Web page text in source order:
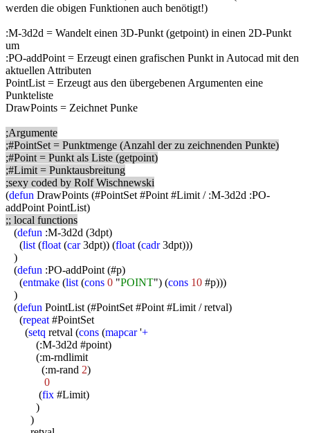
werden die obigen Funktionen auch benötigt!)
:M-3d2d = Wandelt einen 3D-Punkt (getpoint) in einen 2D-Punkt
um
:PO-addPoint = Erzeugt einen grafischen Punkt in Autocad mit den
aktuellen Attributen
PointList = Erzeugt aus den übergebenen Argumenten eine
Punkteliste
DrawPoints = Zeichnet Punke
;Argumente
;#PointSet = Punktmenge (Anzahl der zu zeichnenden Punkte)
;#Point = Punkt als Liste (getpoint)
;#Limit = Punktausbreitung
;sexy coded by Rolf Wischnewski
(defun DrawPoints (#PointSet #Point #Limit / :M-3d2d :PO-
addPoint PointList)
;; local functions
(defun :M-3d2d (3dpt)
(list (float (car3dpt)) (float (cadr3dpt)))
)
(defun :PO-addPoint (#p)
(entmake (list (cons 0 "POINT") (cons 10 #p)))
)
(defun PointList (#PointSet #Point #Limit / retval)
(repeat #PointSet
(setq retval (cons (mapcar'+
(:M-3d2d #point)
(:m-rndlimit
(:m-rand 2)
0
(fix #Limit)
)
)